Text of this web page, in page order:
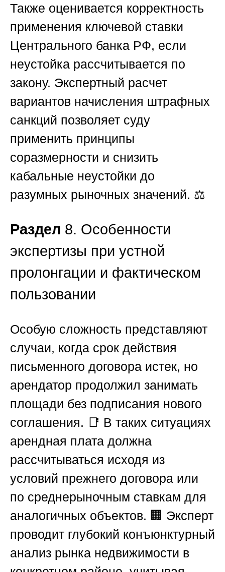
Также оценивается корректность
применения ключевой ставки
Центрального банка РФ, если
неустойка рассчитывается по
закону. Экспертный расчет
вариантов начисления штрафных
санкций позволяет суду
применить принципы
соразмерности и снизить
кабальные неустойки до
разумных рыночных значений. ⚖️
Раздел 8. Особенности
экспертизы при устной
пролонгации и фактическом
пользовании
Особую сложность представляют
случаи, когда срок действия
письменного договора истек, но
арендатор продолжил занимать
площади без подписания нового
соглашения. 📑 В таких ситуациях
арендная плата должна
рассчитываться исходя из
условий прежнего договора или
по среднерыночным ставкам для
аналогичных объектов. 🏢 Эксперт
проводит глубокий конъюнктурный
анализ рынка недвижимости в